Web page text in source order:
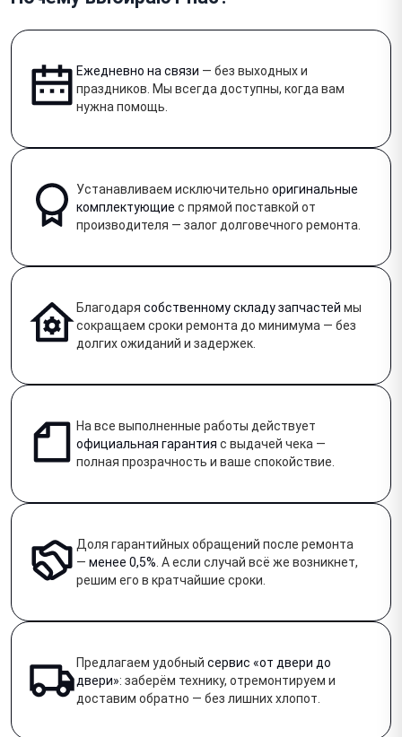
Ежедневно на связи — без выходных и
праздников. Мы всегда доступны, когда вам
нужна помощь.
Устанавливаем исключительно оригинальные
комплектующие с прямой поставкой от
производителя — залог долговечного ремонта.
Благодаря собственному складу запчастей мы
сокращаем сроки ремонта до минимума — без
долгих ожиданий и задержек.
На все выполненные работы действует
официальная гарантия с выдачей чека —
полная прозрачность и ваше спокойствие.
Доля гарантийных обращений после ремонта
— менее 0,5% . А если случай всё же возникнет,
решим его в кратчайшие сроки.
Предлагаем удобный сервис «от двери до
двери»: заберём технику, отремонтируем и
доставим обратно — без лишних хлопот.